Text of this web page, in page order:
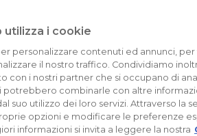
i cookie
personalizzare contenuti ed annunci,
il nostro traffico. Condividiamo
con i nostri partner che si occupano di
potrebbero combinarle con altre
suo utilizzo dei loro servizi. Attraverso la
opzioni e modificare le preferenze
informazioni si invita a leggere la nostra